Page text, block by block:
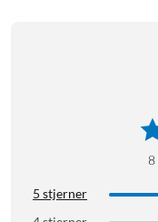
8
5 stjerner